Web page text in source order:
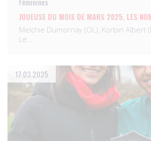
JOUEUSE DU MOIS DE MARS 2025, LES
Melchie Dumornay (OL), Korbin Albert
Le…
17.03.2025